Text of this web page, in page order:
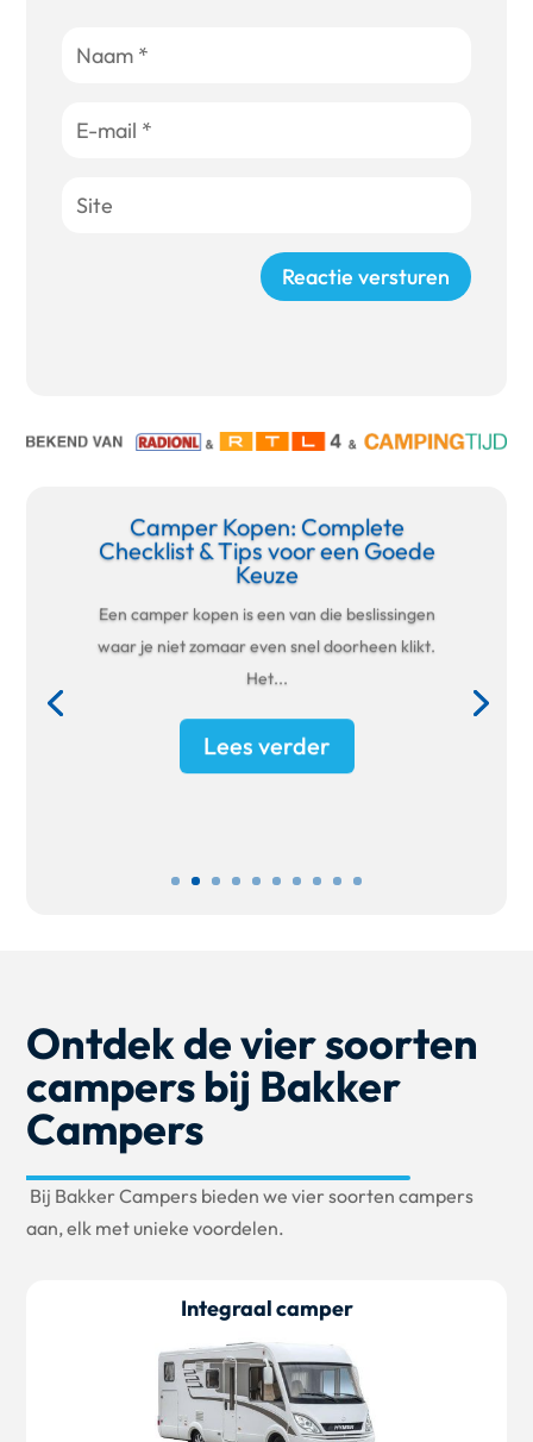
Reactie versturen
Camper Kopen: Complete
Checklist & Tips voor een Goede
Keuze
Een camper kopen is een van die beslissingen
waar je niet zomaar even snel doorheen klikt.
Het...
Lees verder
Ontdek de vier soorten
campers bij Bakker
Campers
Bij Bakker Campers bieden we vier soorten campers
aan, elk met unieke voordelen.
Integraal camper